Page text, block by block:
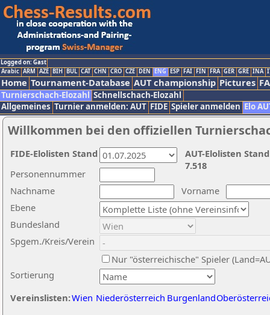
Logged on: Gast
Arabic ARM AZE BIH BUL CAT CHN CRO CZE DEN ENG ESP FAI FIN FRA GER GRE INA
Home Tournament-Database AUT championship Pictures
Turnierschach-Elozahl Schnellschach-Elozahl
Allgemeines Turnier anmelden: AUT FIDE Spieler anmelden Elo
Willkommen bei den offiziellen
Nachname
Vorname
Ebene
Sortierung
Personennummer
Bundesland
Spgem./Kreis/Verein
Nur "österreichische" Spieler
Vereinslisten:Wien Niederösterreich Burgenland
AUT-Elolisten
7.518
FIDE-Elolisten Stand